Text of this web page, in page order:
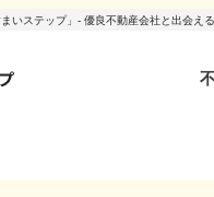
いステップ」- 優良不動産会社と出会え